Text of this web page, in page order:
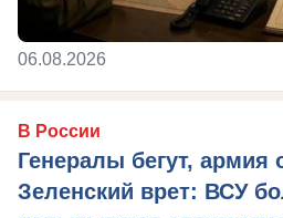
06.08.2026
В России
Генералы бегут, армия
Зеленский врет: ВСУ